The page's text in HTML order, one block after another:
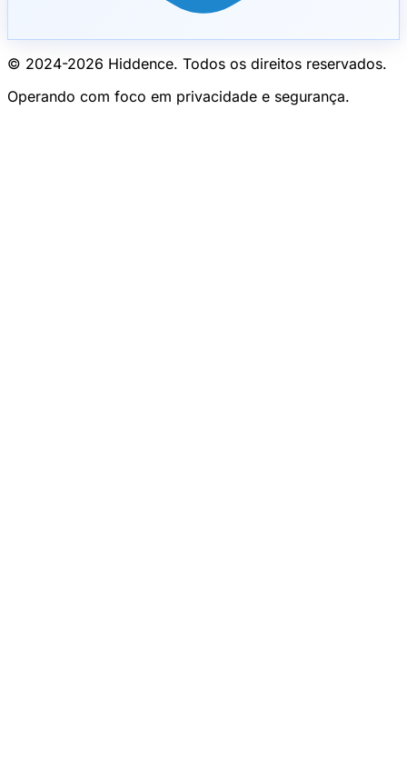
© 2024-2026 Hiddence. Todos os direitos reservados.
Operando com foco em privacidade e segurança.